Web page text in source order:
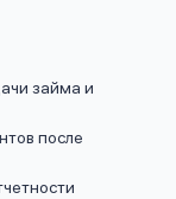
займа и
после